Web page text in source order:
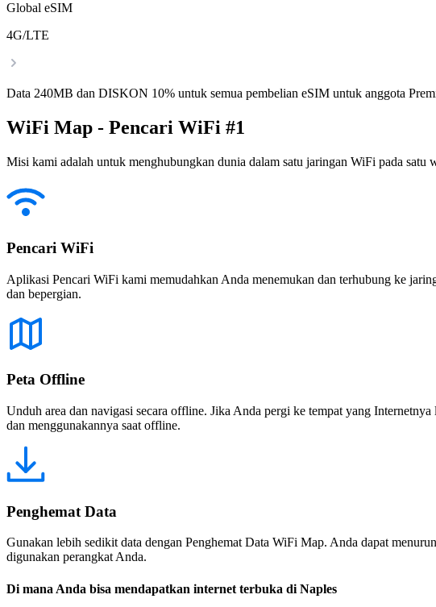
Global eSIM
4G/LTE
Data 240MB dan DISKON 10% untuk semua pembelian eSIM untuk anggota
WiFi Map - Pencari WiFi #1
Misi kami adalah untuk menghubungkan dunia dalam satu jaringan WiFi pada
Pencari WiFi
Aplikasi Pencari WiFi kami memudahkan Anda menemukan dan terhubung ke
dan bepergian.
Peta Offline
Unduh area dan navigasi secara offline. Jika Anda pergi ke tempat yang
dan menggunakannya saat offline.
Penghemat Data
Gunakan lebih sedikit data dengan Penghemat Data WiFi Map. Anda dapat
digunakan perangkat Anda.
Di mana Anda bisa mendapatkan internet terbuka di Naples